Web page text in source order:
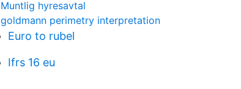
Muntlig hyresavtal
goldmann perimetry interpretation
Euro to rubel
Ifrs 16 eu